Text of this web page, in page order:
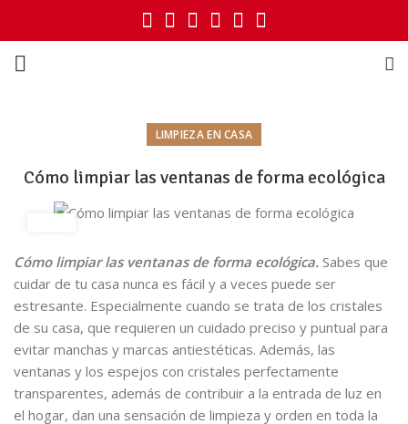
LIMPIEZA EN CASA
Cómo limpiar las ventanas de forma ecológica
Cómo limpiar las ventanas de forma ecológica. Sabes que
cuidar de tu casa nunca es fácil y a veces puede ser
estresante. Especialmente cuando se trata de los cristales
de su casa, que requieren un cuidado preciso y puntual para
evitar manchas y marcas antiestéticas. Además, las
ventanas y los espejos con cristales perfectamente
transparentes, además de contribuir a la entrada de luz en
el hogar, dan una sensación de limpieza y orden en toda la